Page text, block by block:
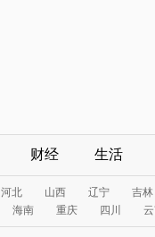
财经 生活
河北 山西 辽宁 吉林
海南 重庆 四川